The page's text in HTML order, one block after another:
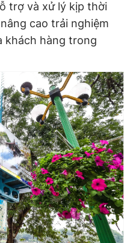
hệ quảng cáo
780 404
Tòa soạn Chính sách bảo
Thành
cấp ngày 24.3.2020
Thanh Niên. Cấm sao
sự chấp thuận bằng văn
JSC.
trợ và xử lý kịp thời
cao trải nghiệm
khách hàng trong